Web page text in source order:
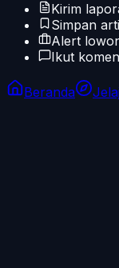
Kirim
Simpan
Alert
Ikut
Beranda